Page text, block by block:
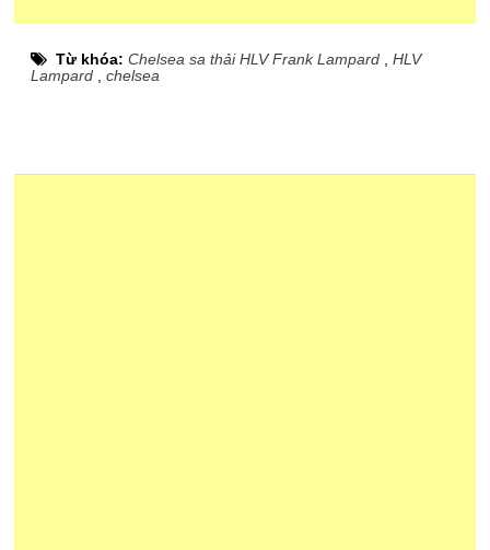
Từ khóa:Chelsea sa thải HLV Frank Lampard ,HLV
Lampard ,chelsea